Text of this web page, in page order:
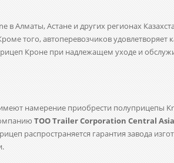
Алматы, Астане и других регионах
того, автоперевозчиков
Кроне при надлежащем уходе и
намерение приобрести полуприцепы
ТООTrailerCorporationCentralAsia
распространяется гарантия завода